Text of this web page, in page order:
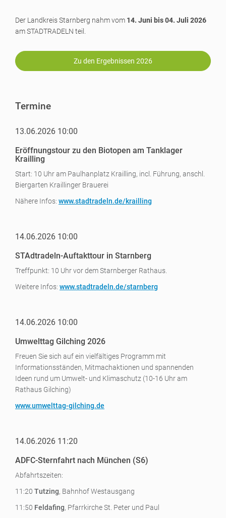
Der Landkreis Starnberg nahm vom 14. Juni bis 04. Juli 2026
am STADTRADELN teil.
Zu den Ergebnissen 2026
Termine
13.06.2026 10:00
Eröffnungstour zu den Biotopen am Tanklager
Krailling
Start: 10 Uhr am Paulhanplatz Krailling, incl. Führung, anschl.
Biergarten Kraillinger Brauerei
Nähere Infos: www.stadtradeln.de/krailling
14.06.2026 10:00
STAdtradeln-Auftakttour in Starnberg
Treffpunkt: 10 Uhr vor dem Starnberger Rathaus.
Weitere Infos: www.stadtradeln.de/starnberg
14.06.2026 10:00
Umwelttag Gilching 2026
Freuen Sie sich auf ein vielfältiges Programm mit
Informationsständen, Mitmachaktionen und spannenden
Ideen rund um Umwelt- und Klimaschutz (10-16 Uhr am
Rathaus Gilching)
www.umwelttag-gilching.de
14.06.2026 11:20
ADFC-Sternfahrt nach München (S6)
Abfahrtszeiten:
11:20 Tutzing, Bahnhof Westausgang
11:50 Feldafing, Pfarrkirche St. Peter und Paul